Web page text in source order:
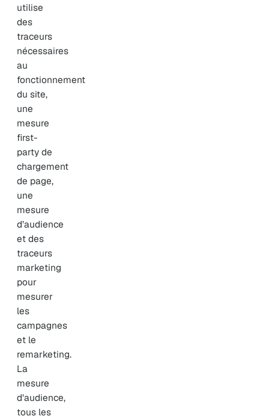
utilise
des
traceurs
nécessaires
au
fonctionnement
du site,
une
mesure
first-
party de
chargement
de page,
une
mesure
d’audience
et des
traceurs
marketing
pour
mesurer
les
campagnes
et le
remarketing.
La
mesure
d’audience,
tous les